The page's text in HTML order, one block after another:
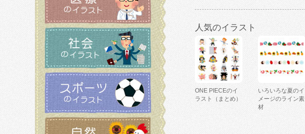
人気のイラスト
ONE PIECEのイ
ラスト（まとめ）
いろいろな夏のイ
メージのライン素
材